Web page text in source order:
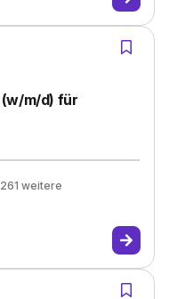
m/d) für
weitere